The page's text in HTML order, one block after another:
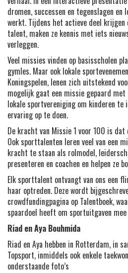
dromen, successen en tegenslagen
werkt. Tijdens het actieve deel
talent, maken ze kennis met iets
verleggen.
Veel missies vinden op basisscholen
gymles. Maar ook lokale
Koningspelen, lenen zich uitstekend
mogelijk gaat een missie gepaard
lokale sportvereniging om kinderen te
ervaring op te doen.
De kracht van Missie 1 voor 100 is
Ook sporttalenten leren veel van een
kracht te staan als rolmodel,
presenteren en coachen en helpen ze
Elk sporttalent ontvangt van ons een
haar optreden. Deze wordt
crowdfundingpagina op Talentboek,
spaardoel heeft om sportuitgaven
Riad en Aya Bouhmida
Riad en Aya hebben in Rotterdam, in
Topsport, inmiddels ook enkele
onderstaande foto’s